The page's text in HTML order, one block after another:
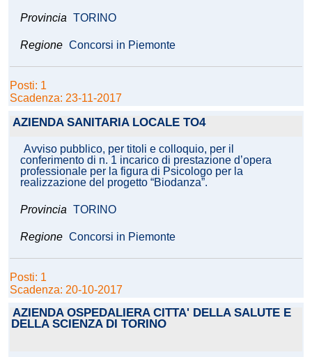
Provincia TORINO
Regione Concorsi in Piemonte
Posti: 1
Scadenza: 23-11-2017
AZIENDA SANITARIA LOCALE TO4
Avviso pubblico, per titoli e colloquio, per il
conferimento di n. 1 incarico di prestazione d’opera
professionale per la figura di Psicologo per la
realizzazione del progetto “Biodanza”.
Provincia TORINO
Regione Concorsi in Piemonte
Posti: 1
Scadenza: 20-10-2017
AZIENDA OSPEDALIERA CITTA' DELLA SALUTE E
DELLA SCIENZA DI TORINO